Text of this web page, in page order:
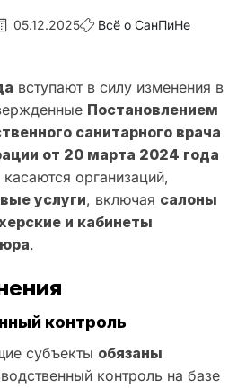
05.12.2025 Всё о СанПиНе
вступают в силу изменения в
Постановлением
санитарного врача
от 20 марта 2024 года
организаций,
услуги, включая салоны
и кабинеты
.
контроль
субъекты обязаны
контроль на базе